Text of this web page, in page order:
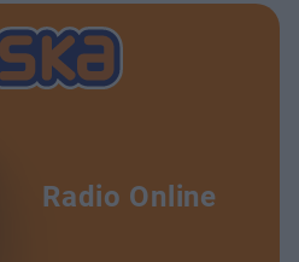
Radio Online